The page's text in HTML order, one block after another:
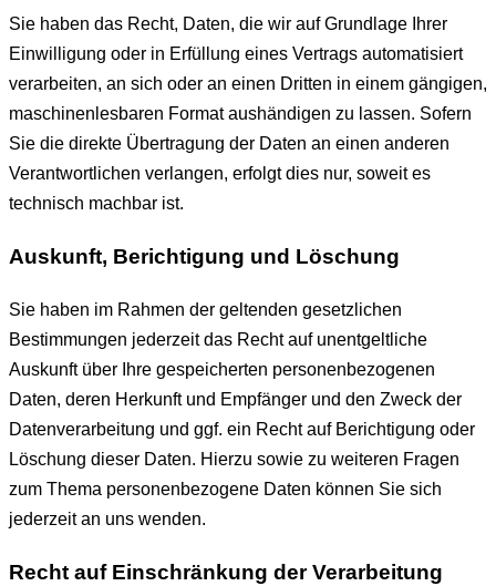
Sie haben das Recht, Daten, die wir auf Grundlage Ihrer
Einwilligung oder in Erfüllung eines Vertrags automatisiert
verarbeiten, an sich oder an einen Dritten in einem gängigen,
maschinenlesbaren Format aushändigen zu lassen. Sofern
Sie die direkte Übertragung der Daten an einen anderen
Verantwortlichen verlangen, erfolgt dies nur, soweit es
technisch machbar ist.
Auskunft, Berichtigung und Löschung
Sie haben im Rahmen der geltenden gesetzlichen
Bestimmungen jederzeit das Recht auf unentgeltliche
Auskunft über Ihre gespeicherten personenbezogenen
Daten, deren Herkunft und Empfänger und den Zweck der
Datenverarbeitung und ggf. ein Recht auf Berichtigung oder
Löschung dieser Daten. Hierzu sowie zu weiteren Fragen
zum Thema personenbezogene Daten können Sie sich
jederzeit an uns wenden.
Recht auf Einschränkung der Verarbeitung